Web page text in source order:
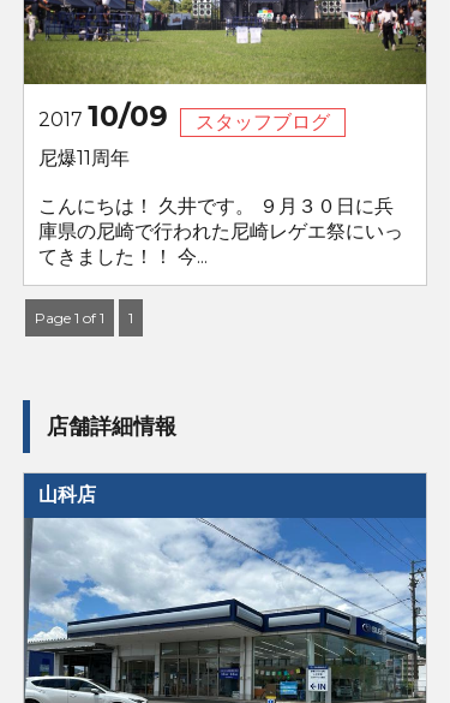
2017 10/09
スタッフブログ
尼爆11周年
こんにちは！ 久井です。 ９月３０日に兵
庫県の尼崎で行われた尼崎レゲエ祭にいっ
てきました！！ 今...
Page 1 of 1 1
店舗詳細情報
山科店